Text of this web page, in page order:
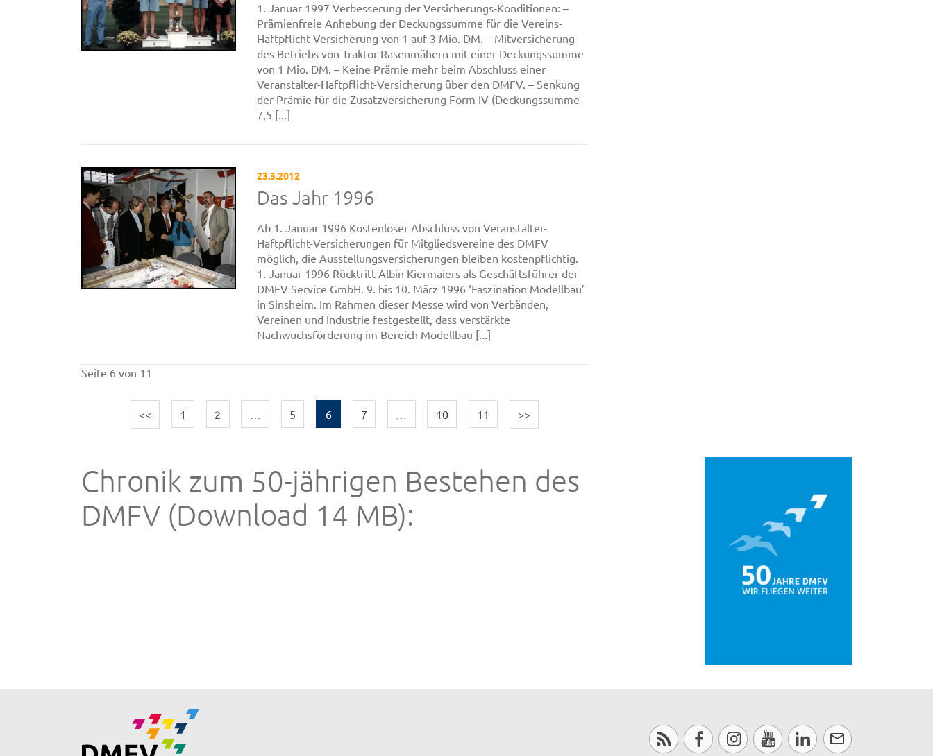
1. Januar 1997 Verbesserung der Versicherungs-Konditionen: –
Prämienfreie Anhebung der Deckungssumme für die Vereins-
Haftpflicht-Versicherung von 1 auf 3 Mio. DM. – Mitversicherung
des Betriebs von Traktor-Rasenmähern mit einer Deckungssumme
von 1 Mio. DM. – Keine Prämie mehr beim Abschluss einer
Veranstalter-Haftpflicht-Versicherung über den DMFV. – Senkung
der Prämie für die Zusatzversicherung Form IV (Deckungssumme
7,5 [...]
23.3.2012
Das Jahr 1996
Ab 1. Januar 1996 Kostenloser Abschluss von Veranstalter-
Haftpflicht-Versicherungen für Mitgliedsvereine des DMFV
möglich, die Ausstellungsversicherungen bleiben kostenpflichtig.
1. Januar 1996 Rücktritt Albin Kiermaiers als Geschäftsführer der
DMFV Service GmbH. 9. bis 10. März 1996 ‘Faszination Modellbau’
in Sinsheim. Im Rahmen dieser Messe wird von Verbänden,
Vereinen und Industrie festgestellt, dass verstärkte
Nachwuchsförderung im Bereich Modellbau [...]
Seite 6 von 11
<< 1 2 5 6 7 10 11 >>
Chronik zum 50-jährigen Bestehen des
DMFV (Download 14 MB):